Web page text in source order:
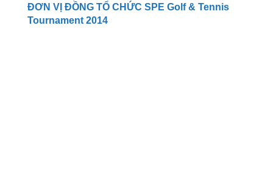
ĐƠN VỊ ĐỒNG TỔ CHỨC SPE Golf & Tennis
Tournament 2014